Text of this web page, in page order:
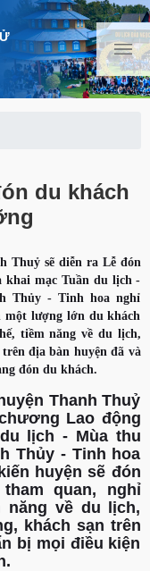
du khách
Thuỷ sẽ diễn ra Lễ đón
khai mạc Tuần du lịch -
Thủy - Tinh hoa nghỉ
một lượng lớn du khách
tiềm năng về du lịch,
địa bàn huyện đã và
đón du khách.
Thanh Thuỷ
Lao động
lịch - Mùa thu
Thủy - Tinh hoa
huyện sẽ đón
quan, nghỉ
năng về du lịch,
khách sạn trên
bị mọi điều kiện